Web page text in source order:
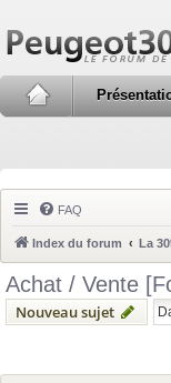
FAQ
Index du forum La
Achat / Vente
Nouveau sujet